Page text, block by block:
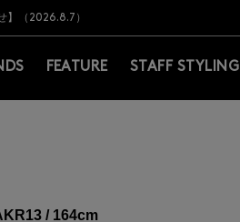
時送料無料！お買い物の際は会員登録を！
】（2026.8.7）
）
いて
時送料無料！お買い物の際は会員登録を！
FEATURE STAFF STYLING
/ 164cm